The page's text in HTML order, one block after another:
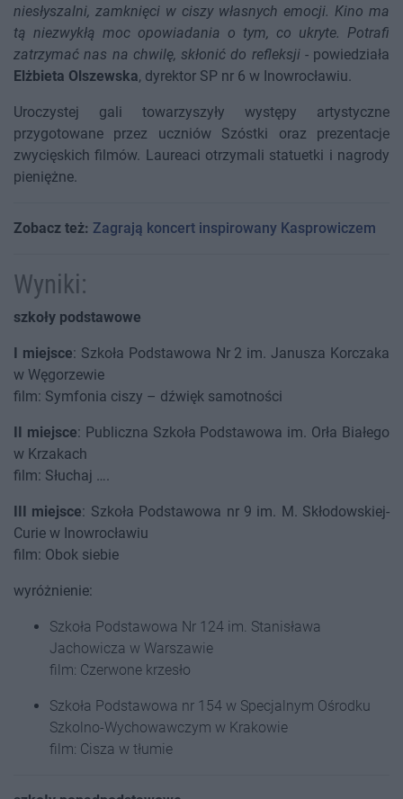
niesłyszalni, zamknięci w ciszy własnych emocji. Kino ma
tą niezwykłą moc opowiadania o tym, co ukryte. Potrafi
zatrzymać nas na chwilę, skłonić do refleksji- powiedziała
Elżbieta Olszewska, dyrektor SP nr 6 w Inowrocławiu.
Uroczystej gali towarzyszyły występy artystyczne
przygotowane przez uczniów Szóstki oraz prezentacje
zwycięskich filmów. Laureaci otrzymali statuetki i nagrody
pieniężne.
Zobacz też: Zagrają koncert inspirowany Kasprowiczem
Wyniki:
szkoły podstawowe
I miejsce: Szkoła Podstawowa Nr 2 im. Janusza Korczaka
w Węgorzewie
film: Symfonia ciszy – dźwięk samotności
II miejsce: Publiczna Szkoła Podstawowa im. Orła Białego
w Krzakach
film: Słuchaj ….
III miejsce: Szkoła Podstawowa nr 9 im. M. Skłodowskiej-
Curie w Inowrocławiu
film: Obok siebie
wyróżnienie:
Szkoła Podstawowa Nr 124 im. Stanisława
Jachowicza w Warszawie
film: Czerwone krzesło
Szkoła Podstawowa nr 154 w Specjalnym Ośrodku
Szkolno-Wychowawczym w Krakowie
film: Cisza w tłumie